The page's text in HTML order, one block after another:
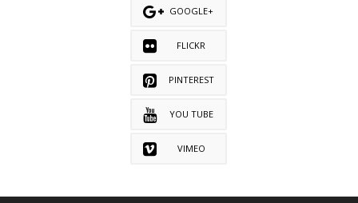
GOOGLE+
FLICKR
PINTEREST
YOU TUBE
VIMEO